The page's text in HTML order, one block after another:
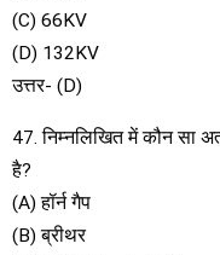
(C) 66KV
(D) 132KV
उत्तर- (D)
47. निम्नलिखित में कौन सा
है?
(A) हॉर्न गैप
(B) ब्रीथर